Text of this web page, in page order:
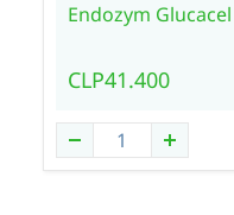
Endozym Glucacel
CLP41.400